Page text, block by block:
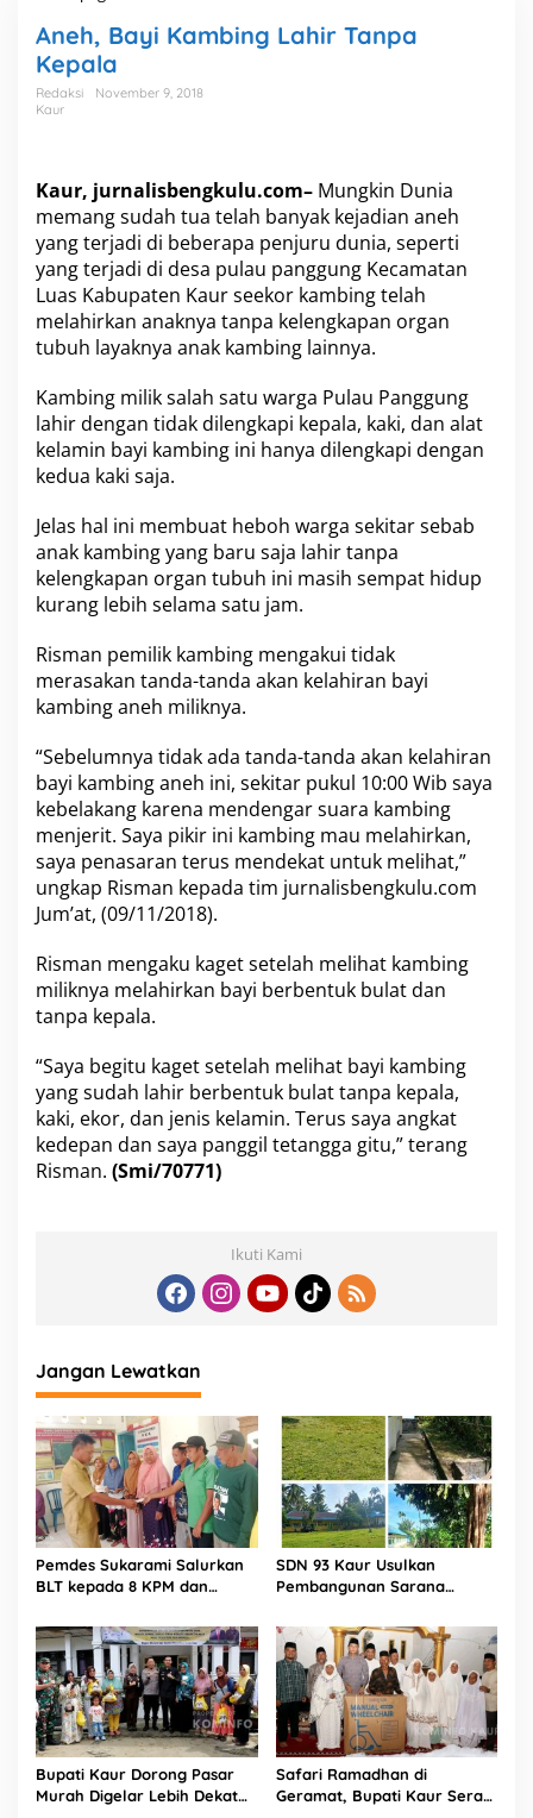
e
K
a
m
b
n
g
L
a
i
r
T
a
a
K
e
p
a
a
Aneh, Bayi Kambing Lahir Tanpa
Kepala
Redaksi
November 9, 2018
Kaur
Kaur, jurnalisbengkulu.com– Mungkin Dunia
memang sudah tua telah banyak kejadian aneh
yang terjadi di beberapa penjuru dunia, seperti
yang terjadi di desa pulau panggung Kecamatan
Luas Kabupaten Kaur seekor kambing telah
melahirkan anaknya tanpa kelengkapan organ
tubuh layaknya anak kambing lainnya.
Kambing milik salah satu warga Pulau Panggung
lahir dengan tidak dilengkapi kepala, kaki, dan alat
kelamin bayi kambing ini hanya dilengkapi dengan
kedua kaki saja.
Jelas hal ini membuat heboh warga sekitar sebab
anak kambing yang baru saja lahir tanpa
kelengkapan organ tubuh ini masih sempat hidup
kurang lebih selama satu jam.
Risman pemilik kambing mengakui tidak
merasakan tanda-tanda akan kelahiran bayi
kambing aneh miliknya.
“Sebelumnya tidak ada tanda-tanda akan kelahiran
bayi kambing aneh ini, sekitar pukul 10:00 Wib saya
kebelakang karena mendengar suara kambing
menjerit. Saya pikir ini kambing mau melahirkan,
saya penasaran terus mendekat untuk melihat,”
ungkap Risman kepada tim jurnalisbengkulu.com
Jum’at, (09/11/2018).
Risman mengaku kaget setelah melihat kambing
miliknya melahirkan bayi berbentuk bulat dan
tanpa kepala.
“Saya begitu kaget setelah melihat bayi kambing
yang sudah lahir berbentuk bulat tanpa kepala,
kaki, ekor, dan jenis kelamin. Terus saya angkat
kedepan dan saya panggil tetangga gitu,” terang
Risman. (Smi/70771)
Ikuti Kami
Jangan Lewatkan
Pemdes Sukarami Salurkan
BLT kepada 8 KPM dan
Rekening Bank
SDN 93 Kaur Usulkan
Pembangunan Sarana
Kenyamanan Belajar
Bupati Kaur Dorong Pasar
Murah Digelar Lebih Dekat
Safari Ramadhan di
Geramat, Bupati Kaur Serap